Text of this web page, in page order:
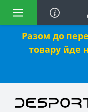
Разом до
товару йде